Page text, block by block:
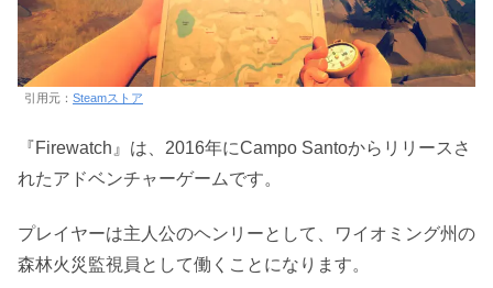
引用元： Steamストア
『Firewatch』は、2016年にCampo Santoからリリースさ
れたアドベンチャーゲームです。
プレイヤーは主人公のヘンリーとして、ワイオミング州の
森林火災監視員として働くことになります。